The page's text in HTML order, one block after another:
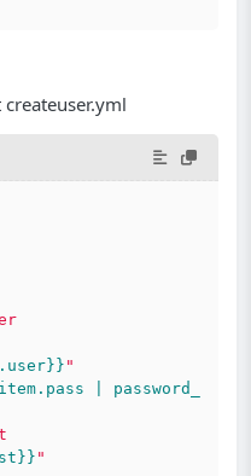
"
| password_
"